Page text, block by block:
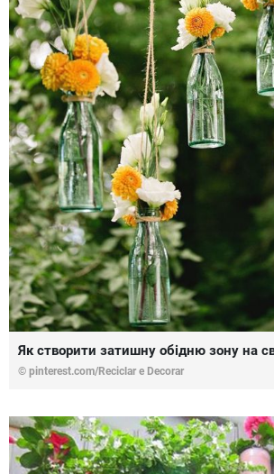
Як створити затишну обідню зону на
© pinterest.com/Reciclar e Decorar